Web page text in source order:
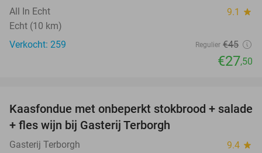
All In Echt 9.1 star
Echt (10 km)
Verkocht: 259
Regulier €45
€27,50
44%
Kaasfondue met onbeperkt stokbrood + salade
+ fles wijn bij Gasterij Terborgh
Gasterij Terborgh 9.4 star